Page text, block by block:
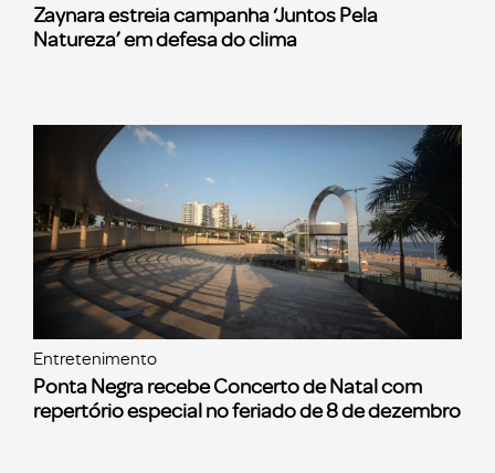
Zaynara estreia campanha ‘Juntos Pela
Natureza’ em defesa do clima
Entretenimento
Ponta Negra recebe Concerto de Natal com
repertório especial no feriado de 8 de dezembro